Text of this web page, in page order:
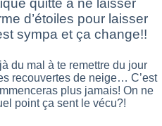
quitte à ne laisser
d’étoiles pour laisser
sympa et ça change!!
du mal à te remettre du jour
recouvertes de neige… C’est
plus jamais! On ne
point ça sent le vécu?!